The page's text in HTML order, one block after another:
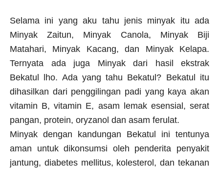
Selama ini yang aku tahu jenis minyak itu ada
Minyak Zaitun, Minyak Canola, Minyak Biji
Matahari, Minyak Kacang, dan Minyak Kelapa.
Ternyata ada juga Minyak dari hasil ekstrak
Bekatul lho. Ada yang tahu Bekatul? Bekatul itu
dihasilkan dari penggilingan padi yang kaya akan
vitamin B, vitamin E, asam lemak esensial, serat
pangan, protein, oryzanol dan asam ferulat.
Minyak dengan kandungan Bekatul ini tentunya
aman untuk dikonsumsi oleh penderita penyakit
jantung, diabetes mellitus, kolesterol, dan tekanan